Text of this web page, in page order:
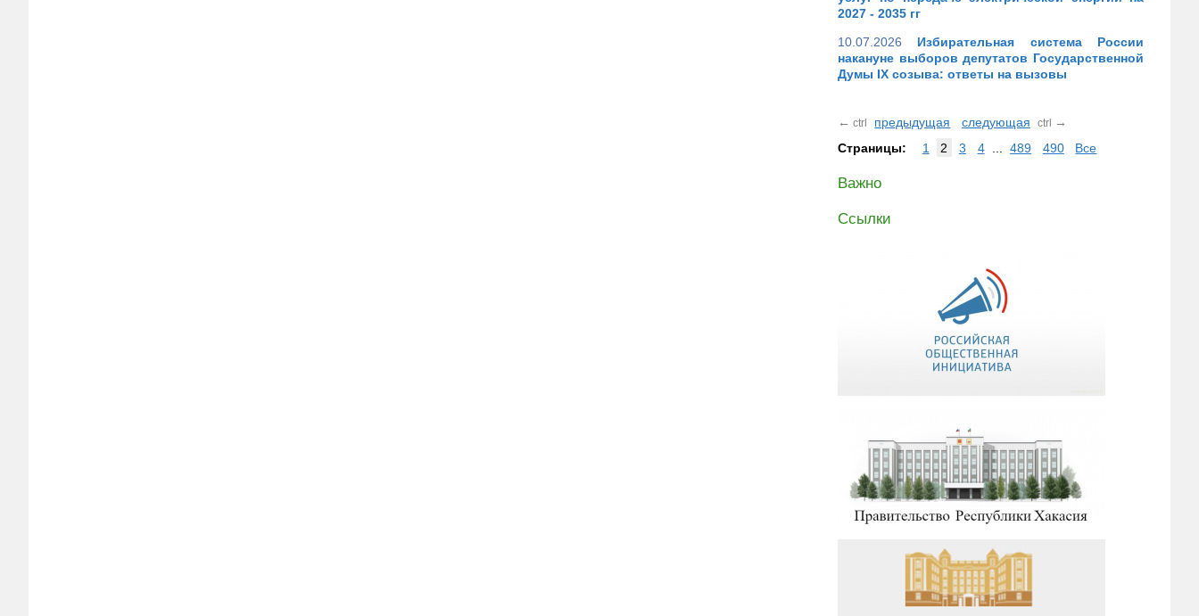
2027 - 2035 гг
10.07.2026
Избирательная система России
накануне выборов депутатов Государственной
Думы IX созыва: ответы на вызовы
← ctrl предыдущая следующая ctrl →
Страницы:
1 2 3 4 489 490 Все
Важно
Ссылки